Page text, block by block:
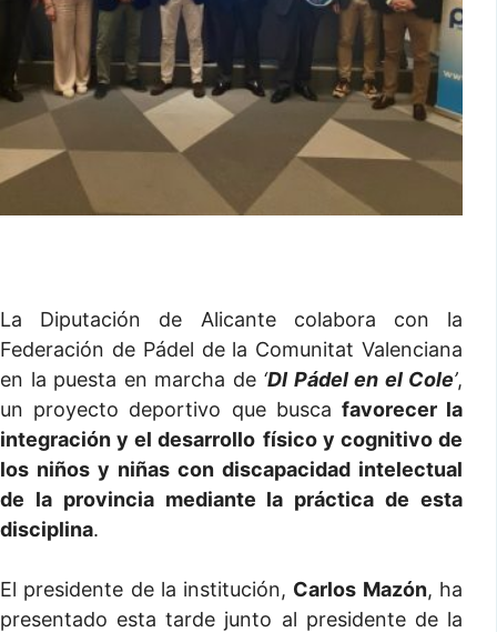
La Diputación de Alicante colabora con la
Federación de Pádel de la Comunitat Valenciana
en la puesta en marcha de ‘DI Pádel en el Cole’,
un proyecto deportivo que busca favorecer la
integración y el desarrollo físico y cognitivo de
los niños y niñas con discapacidad intelectual
de la provincia mediante la práctica de esta
disciplina.
El presidente de la institución, Carlos Mazón, ha
presentado esta tarde junto al presidente de la